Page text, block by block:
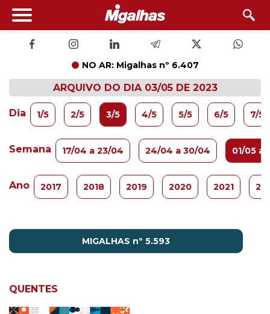
NO AR: Migalhas nº 6.407
ARQUIVO DO DIA 03/05 DE 2023
Dia 1/5 2/5 3/5 4/5 5/5 6/5 7/5
Semana 17/04 a 23/04 24/04 a 30/04 01/05 a
Ano 2017 2018 2019 2020 2021
MIGALHAS nº 5.593
QUENTES